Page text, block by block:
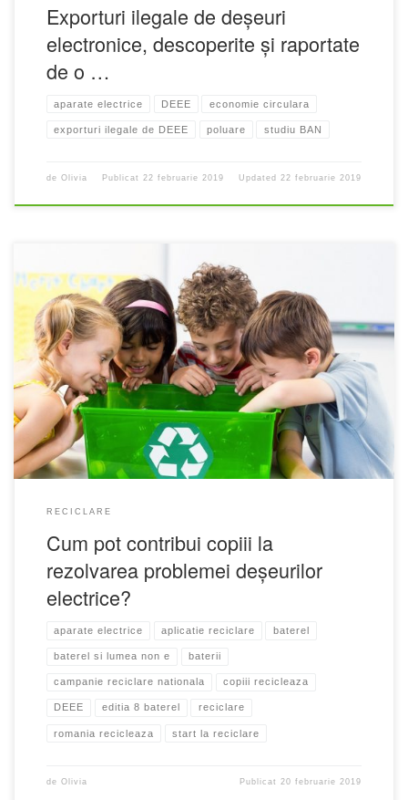
Exporturi ilegale de deșeuri
electronice, descoperite și raportate
de o …
aparate electrice DEEE economie circulara
exporturi ilegale de DEEE poluare studiu BAN
de Olivia Publicat22 februarie 2019 Updated22 februarie 2019
RECICLARE
Cum pot contribui copiii la
rezolvarea problemei deșeurilor
electrice?
aparate electrice aplicatie reciclare baterel
baterel si lumea non e baterii
campanie reciclare nationala copiii recicleaza
DEEE editia 8 baterel reciclare
romania recicleaza start la reciclare
de Olivia Publicat20 februarie 2019